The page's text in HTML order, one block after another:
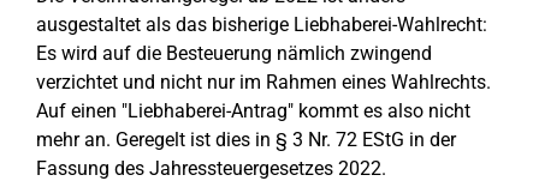
ausgestaltet als das bisherige Liebhaberei-Wahlrecht:
Es wird auf die Besteuerung nämlich zwingend
verzichtet und nicht nur im Rahmen eines Wahlrechts.
Auf einen "Liebhaberei-Antrag" kommt es also nicht
mehr an. Geregelt ist dies in § 3 Nr. 72 EStG in der
Fassung des Jahressteuergesetzes 2022.